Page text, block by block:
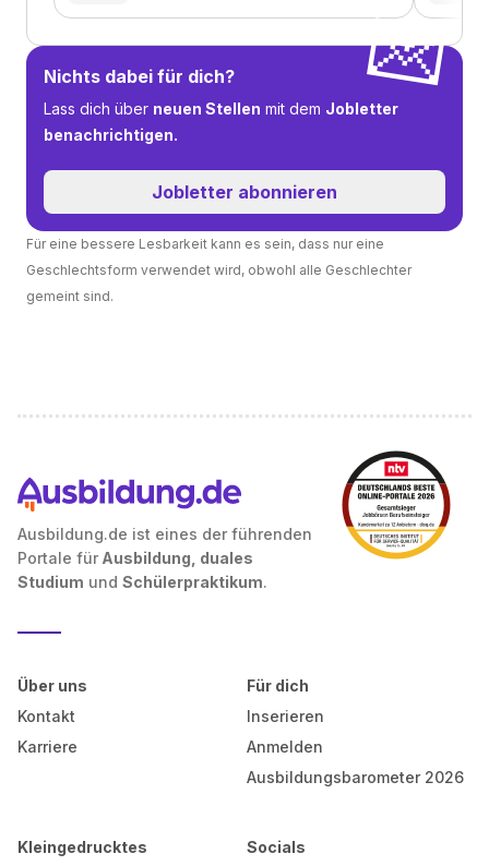
💌
Nichts dabei für dich?
Lass dich über neuen Stellen mit dem Jobletter
benachrichtigen.
Jobletter abonnieren
Für eine bessere Lesbarkeit kann es sein, dass nur eine
Geschlechtsform verwendet wird, obwohl alle Geschlechter
gemeint sind.
Ausbildung.de ist eines der führenden
Portale für Ausbildung, duales
Studium und Schülerpraktikum.
Über uns
Kontakt
Karriere
Für dich
Inserieren
Anmelden
Ausbildungsbarometer 2026
Kleingedrucktes Socials